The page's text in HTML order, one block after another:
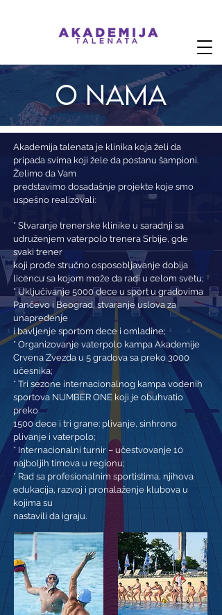
o nama
Akademija talenata je klinika koja želi da
pripada svima koji žele da postanu šampioni.
Želimo da Vam
predstavimo dosadašnje projekte koje smo
uspešno realizovali:
* Stvaranje trenerske klinike u saradnji sa
udruženjem vaterpolo trenera Srbije, gde
svaki trener
koji prođe stručno osposobljavanje dobija
licencu sa kojom može da radi u celom svetu;
* Uključivanje 5000 dece u sport u gradovima
Pančevo i Beograd, stvaranje uslova za
unapređenje
i bavljenje sportom dece i omladine;
* Organizovanje vaterpolo kampa Akademije
Crvena Zvezda u 5 gradova sa preko 3000
učesnika;
* Tri sezone internacionalnog kampa vodenih
sportova NUMBER ONE koji je obuhvatio
preko
1500 dece i tri grane: plivanje, sinhrono
plivanje i vaterpolo;
* Internacionalni turnir – učestvovanje 10
najboljih timova u regionu;
* Rad sa profesionalnim sportistima, njihova
edukacija, razvoj i pronalaženje klubova u
kojima su
nastavili da igraju.